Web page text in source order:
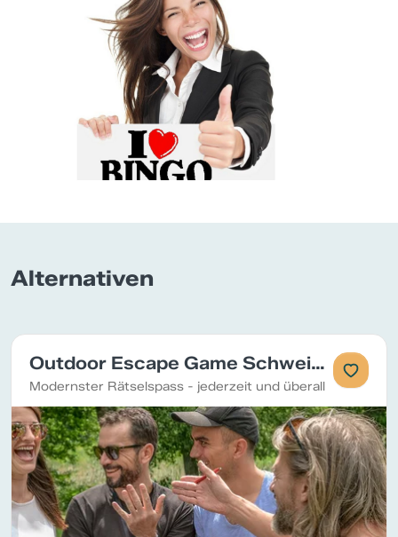
Alternativen
Outdoor Escape Game Schweizweit
Modernster Rätselspass - jederzeit und überall